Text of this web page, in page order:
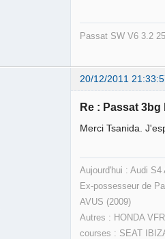
Passat SW V6 3.2
20/12/2011
Re : Passat
Merci Tsanida.
Aujourd'hui : Audi
Ex-possesseur de
AVUS (2009)
Autres : HONDA
courses : SEAT